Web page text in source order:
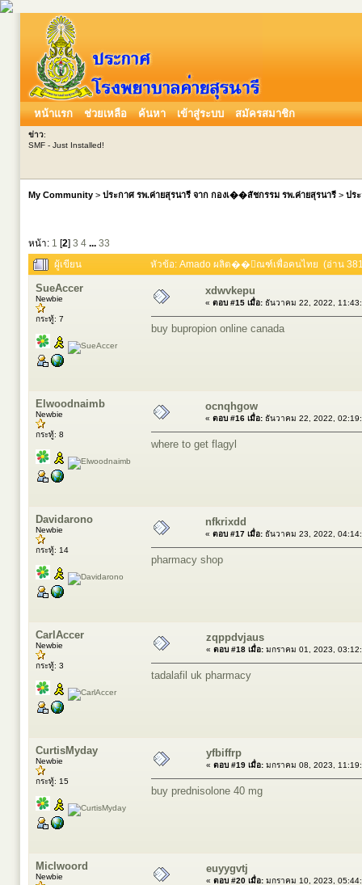
หน้าแรก ช่วยเหลือ ค้นหา เข้าสู่ระบบ สมัครสมาชิก
ข่าว:
SMF - Just Installed!
My Community > ประกาศ รพ.ค่ายสุรนารี จาก กองเ��สัชกรรม รพ.ค่ายสุรนารี > ปร
หน้า: 1 [2] 3 4 ... 33
ผู้เขียน
หัวข้อ: Amado ผลิต��ัณฑ์เพื่อคนไทย (อ่าน
SueAccer
Newbie
กระทู้: 7
xdwvkepu
« ตอบ #15 เมื่อ: ธันวาคม 22, 2022,
buy bupropion online canada
Elwoodnaimb
Newbie
กระทู้: 8
ocnqhgow
« ตอบ #16 เมื่อ: ธันวาคม 22, 2022,
where to get flagyl
Davidarono
Newbie
กระทู้: 14
nfkrixdd
« ตอบ #17 เมื่อ: ธันวาคม 23, 2022,
pharmacy shop
CarlAccer
Newbie
กระทู้: 3
zqppdvjaus
« ตอบ #18 เมื่อ: มกราคม 01, 2023,
tadalafil uk pharmacy
CurtisMyday
Newbie
กระทู้: 15
yfbiffrp
« ตอบ #19 เมื่อ: มกราคม 08, 2023,
buy prednisolone 40 mg
Miclwoord
Newbie
euyygvtj
« ตอบ #20 เมื่อ: มกราคม 10, 2023,